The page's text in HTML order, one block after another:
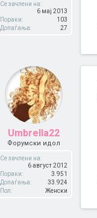
Се зачлени на:
6 мај 2013
Пораки:
103
Допаѓања:
27
Umbrella22
Форумски идол
Се зачлени на:
6 август 2012
Пораки:
3.951
Допаѓања:
33.924
Пол:
Женски